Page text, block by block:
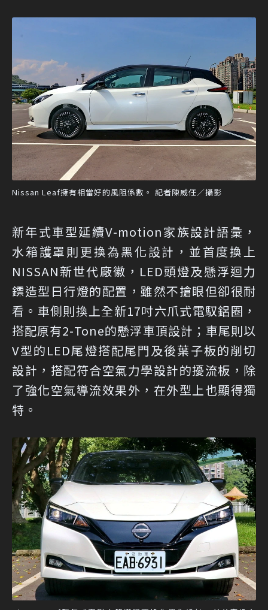
Nissan Leaf擁有相當好的風阻係數。 記者陳威任／攝影
新年式車型延續V-motion家族設計語彙，
水箱護罩則更換為黑化設計，並首度換上
NISSAN新世代廠徽，LED頭燈及懸浮迴力
鏢造型日行燈的配置，雖然不搶眼但卻很耐
看。車側則換上全新17吋六爪式電馭鋁圈，
搭配原有2-Tone的懸浮車頂設計；車尾則以
V型的LED尾燈搭配尾門及後葉子板的削切
設計，搭配符合空氣力學設計的擾流板，除
了強化空氣導流效果外，在外型上也顯得獨
特。